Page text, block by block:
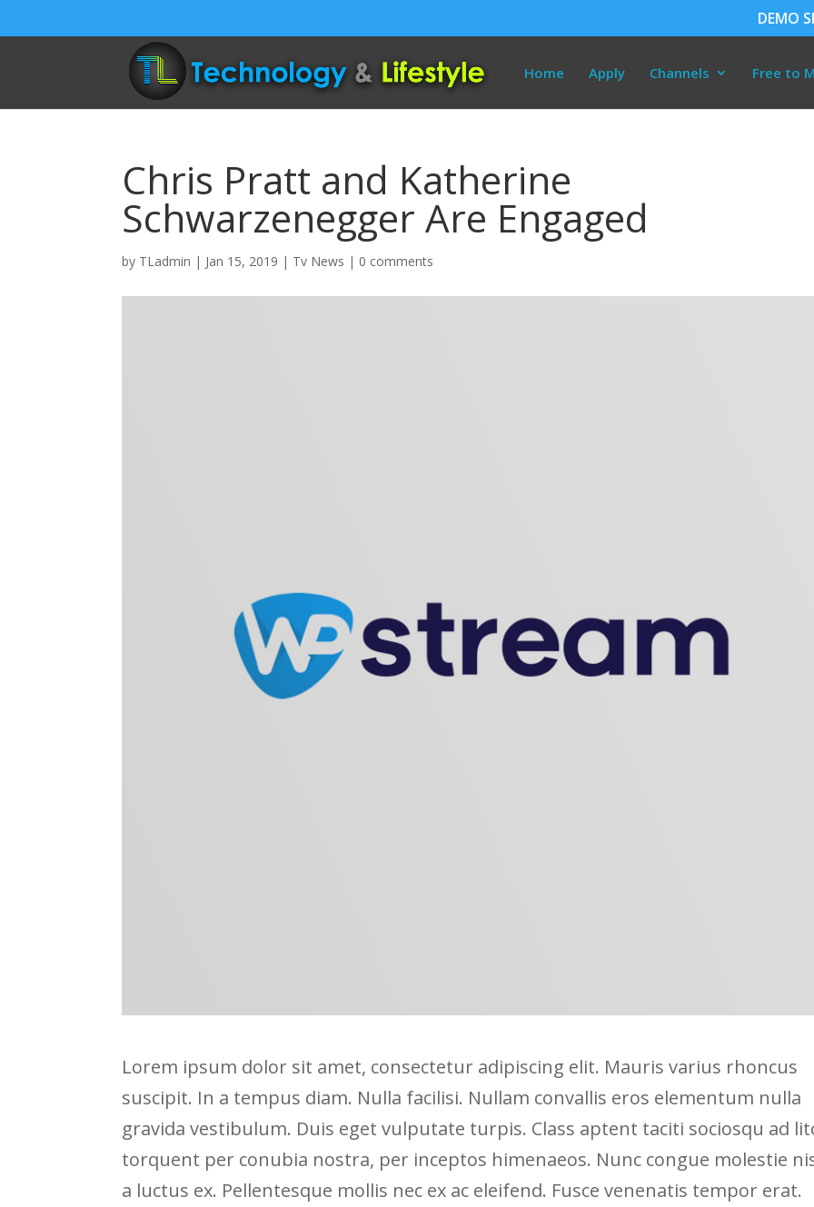
DEMO
Home Apply Channels Free to
Chris Pratt and Katherine
Schwarzenegger Are Engaged
by TLadmin | Jan 15, 2019 | Tv News | 0 comments
Lorem ipsum dolor sit amet, consectetur adipiscing elit. Mauris varius rhoncus
suscipit. In a tempus diam. Nulla facilisi. Nullam convallis eros elementum nulla
gravida vestibulum. Duis eget vulputate turpis. Class aptent taciti sociosqu ad
torquent per conubia nostra, per inceptos himenaeos. Nunc congue molestie
a luctus ex. Pellentesque mollis nec ex ac eleifend. Fusce venenatis tempor erat.